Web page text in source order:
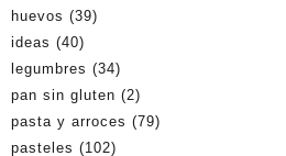
huevos (39)
ideas (40)
legumbres (34)
pan sin gluten (2)
pasta y arroces (79)
pasteles (102)